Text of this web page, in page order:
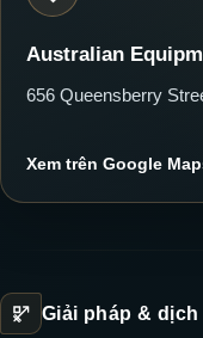
Australian
656 Queensberry
Xem trên Google
Giải pháp & dịch